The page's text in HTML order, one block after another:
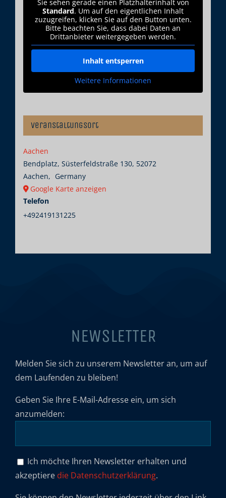
Veranstaltungsort
Aachen
Bendplatz, Süsterfeldstraße 130, 52072
Aachen, Germany
Google Karte anzeigen
Telefon
+492419131225
Sie sehen gerade einen Platzhalterinhalt von
Standard. Um auf den eigentlichen Inhalt
zuzugreifen, klicken Sie auf den Button unten.
Bitte beachten Sie, dass dabei Daten an
Drittanbieter weitergegeben werden.
Inhalt entsperren
Weitere Informationen
NEWSLETTER
Melden Sie sich zu unserem Newsletter an, um auf
dem Laufenden zu bleiben!
Geben Sie Ihre E-Mail-Adresse ein, um sich
anzumelden:
Ich möchte Ihren Newsletter erhalten und
akzeptiere die Datenschutzerklärung.